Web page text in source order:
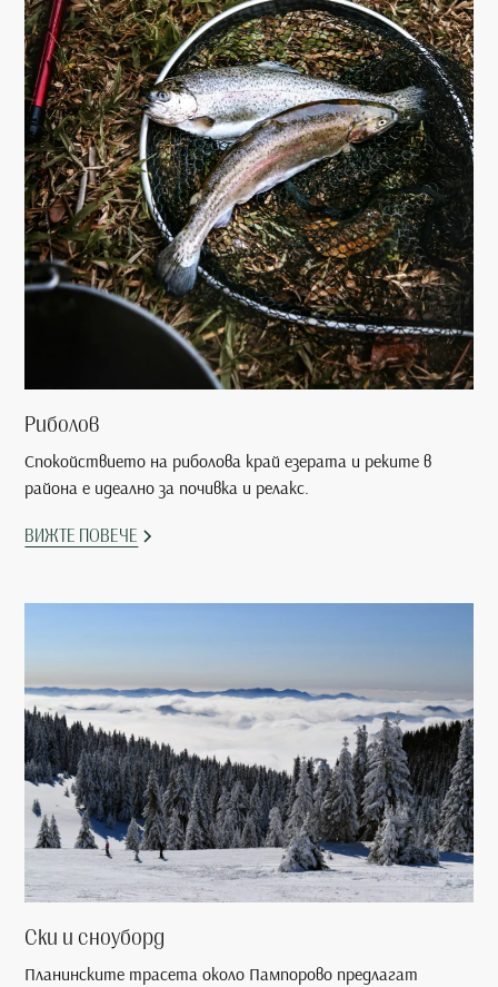
Риболов
Спокойствието на риболова край езерата и реките в
района е идеално за почивка и релакс.
ВИЖТЕ ПОВЕЧЕ
Ски и сноуборд
Планинските трасета около Пампорово предлагат